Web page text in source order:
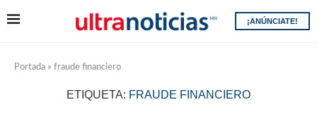
¡ANÚNCIATE!
Portada » fraude financiero
ETIQUETA: FRAUDE FINANCIERO